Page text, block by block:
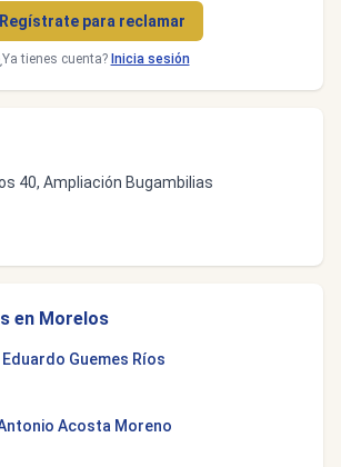
Regístrate para reclamar
tienes cuenta? Inicia sesión
40, Ampliación Bugambilias
en Morelos
Eduardo Guemes Ríos
Acosta Moreno